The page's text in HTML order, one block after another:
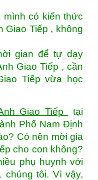
mình có kiến thức
Giao Tiếp , không
gian để tự dạy
Giao Tiếp , cần
Tiếp vừa học
Giao Tiếp
tại
Phố Nam Định
Có nên mời gia
cho con không?
phụ huynh với
chúng tôi. Vì vậy,